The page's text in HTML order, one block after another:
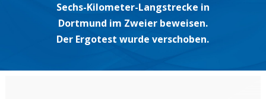
Sechs-Kilometer-Langstrecke in
Dortmund im Zweier beweisen.
Der Ergotest wurde verschoben.